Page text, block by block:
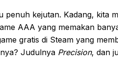
penuh kejutan. Kadang, kita
AAA yang memakan
gratis di Steam yang
Judulnya Precision, dan